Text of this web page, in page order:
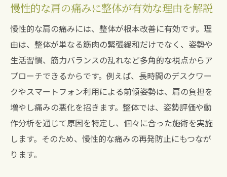
慢性的な肩の痛みに整体が有効な理由を解説
慢性的な肩の痛みには、整体が根本改善に有効です。理
由は、整体が単なる筋肉の緊張緩和だけでなく、姿勢や
生活習慣、筋力バランスの乱れなど多角的な視点からア
プローチできるからです。例えば、長時間のデスクワー
クやスマートフォン利用による前傾姿勢は、肩の負担を
増やし痛みの悪化を招きます。整体では、姿勢評価や動
作分析を通じて原因を特定し、個々に合った施術を実施
します。そのため、慢性的な痛みの再発防止にもつなが
ります。